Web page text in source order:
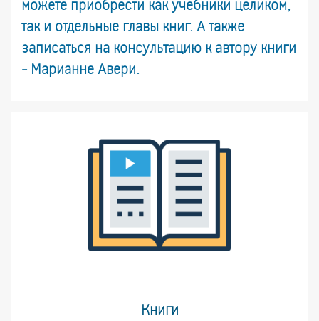
можете приобрести как учебники целиком,
так и отдельные главы книг. А также
записаться на консультацию к автору книги
- Марианне Авери.
Книги